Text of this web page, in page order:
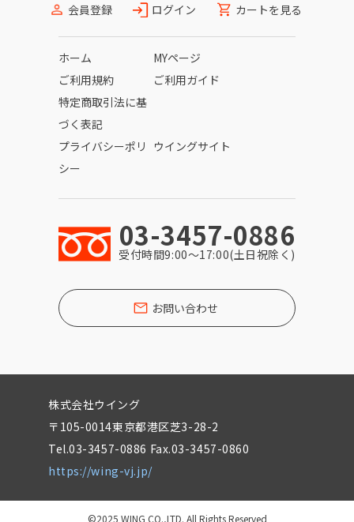
会員登録 ログイン カートを見る
03-3457-0886
受付時間9:00〜17:00(土日祝除く)
お問い合わせ
ホーム
MYページ
ご利用規約
ご利用ガイド
特定商取引法に基
づく表記
プライバシーポリ
シー
ウイングサイト
株式会社ウイング
〒105-0014東京都港区芝3-28-2
Tel.03-3457-0886 Fax.03-3457-0860
https://wing-vj.jp/
©2025 WING CO.,LTD. All Rights Reserved